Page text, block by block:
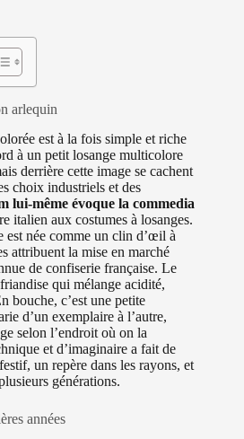
arlequin
est à la fois simple et riche
à un petit losange multicolore
derrière cette image se cachent
choix industriels et des
lui-même évoque la commedia
italien aux costumes à losanges.
est née comme un clin d’œil à
attribuent la mise en marché
de confiserie française. Le
qui mélange acidité,
bouche, c’est une petite
d’un exemplaire à l’autre,
selon l’endroit où on la
et d’imaginaire a fait de
un repère dans les rayons, et
générations.
années